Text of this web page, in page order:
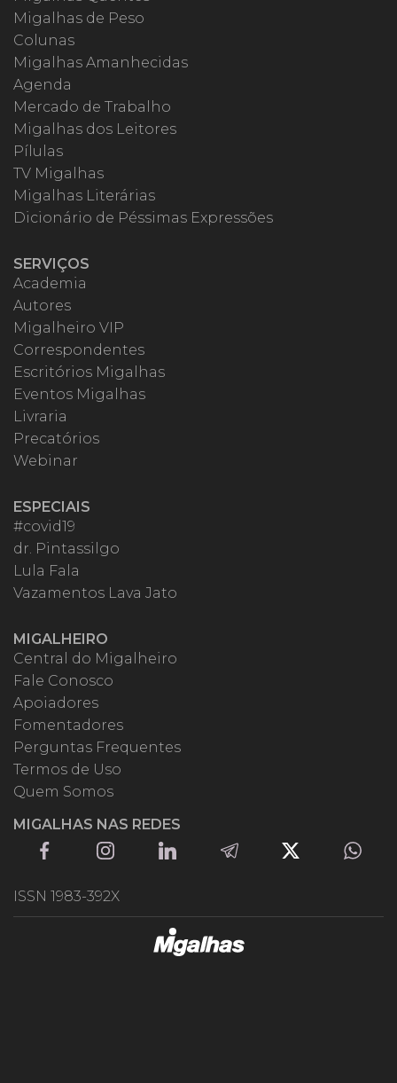
Migalhas de Peso
Colunas
Migalhas Amanhecidas
Agenda
Mercado de Trabalho
Migalhas dos Leitores
Pílulas
TV Migalhas
Migalhas Literárias
Dicionário de Péssimas Expressões
SERVIÇOS
Academia
Autores
Migalheiro VIP
Correspondentes
Escritórios Migalhas
Eventos Migalhas
Livraria
Precatórios
Webinar
ESPECIAIS
#covid19
dr. Pintassilgo
Lula Fala
Vazamentos Lava Jato
MIGALHEIRO
Central do Migalheiro
Fale Conosco
Apoiadores
Fomentadores
Perguntas Frequentes
Termos de Uso
Quem Somos
MIGALHAS NAS REDES
ISSN 1983-392X